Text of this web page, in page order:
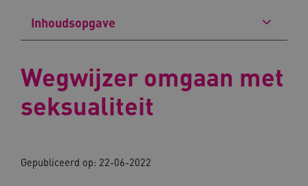
Inhoudsopgave
Wegwijzer omgaan met
seksualiteit
Gepubliceerd op: 22-06-2022